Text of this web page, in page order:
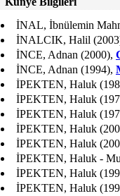
İNAL, İbnülemin
İNALCIK, Halil
İNCE, Adnan (2000),
İNCE, Adnan (1994),
İPEKTEN, Haluk
İPEKTEN, Haluk
İPEKTEN, Haluk
İPEKTEN, Haluk
İPEKTEN, Haluk
İPEKTEN, Haluk -
İPEKTEN, Haluk
İPEKTEN, Haluk